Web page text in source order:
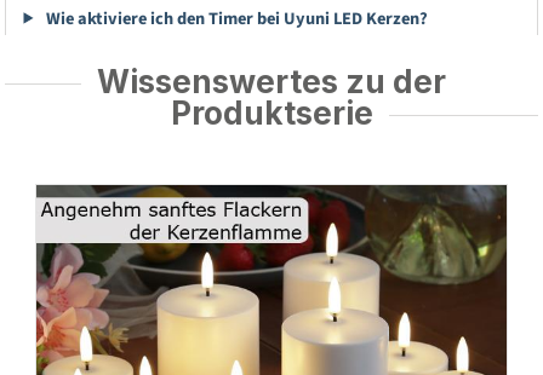
Wie aktiviere ich den Timer bei Uyuni LED Kerzen?
Wissenswertes zu der
Produktserie